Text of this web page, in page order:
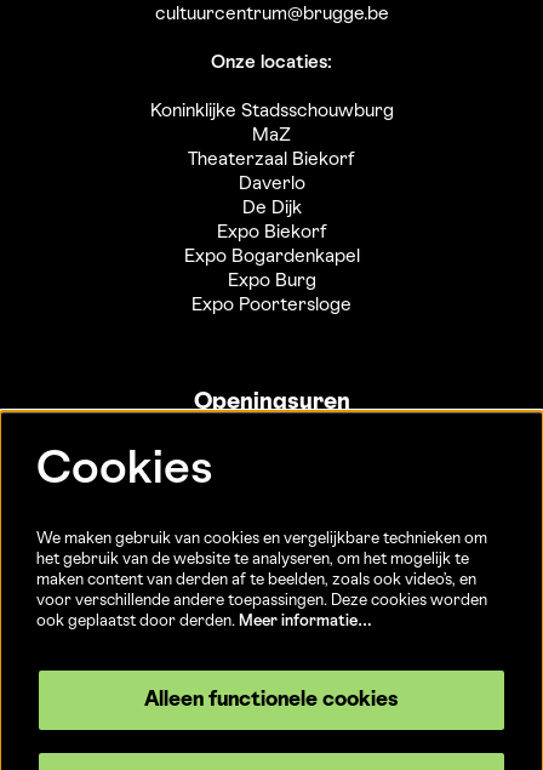
cultuurcentrum@brugge.be
Onze locaties:
Koninklijke Stadsschouwburg
MaZ
Theaterzaal Biekorf
Daverlo
De Dijk
Expo Biekorf
Expo Bogardenkapel
Expo Burg
Expo Poortersloge
Openingsuren
Sint-Jakobsstraat 20
15/08)
Cookies
We maken gebruik van cookies en vergelijkbare technieken om
het gebruik van de website te analyseren, om het mogelijk te
maken content van derden af te beelden, zoals ook video’s, en
voor verschillende andere toepassingen. Deze cookies worden
ook geplaatst door derden. Meer informatie…
Alleen functionele cookies